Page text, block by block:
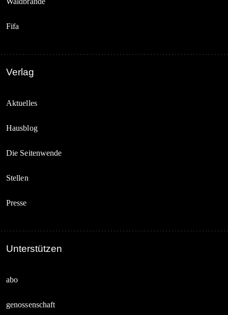
Fifa
Verlag
Aktuelles
Hausblog
Die Seitenwende
Stellen
Presse
Unterstützen
abo
genossenschaft